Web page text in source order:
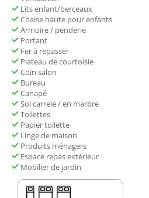
Lits enfant/berceaux
Chaise haute pour enfants
Armoire / penderie
Portant
Fer à repasser
Plateau de courtoisie
Coin salon
Bureau
Canapé
Sol carrelé / en marbre
Toilettes
Papier toilette
Linge de maison
Produits ménagers
Espace repas extérieur
Mobilier de jardin